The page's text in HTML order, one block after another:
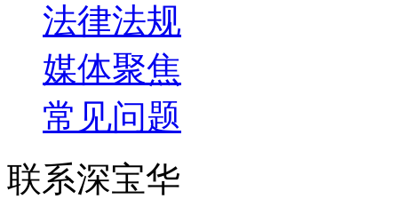
法律法规
媒体聚焦
常见问题
联系深宝华